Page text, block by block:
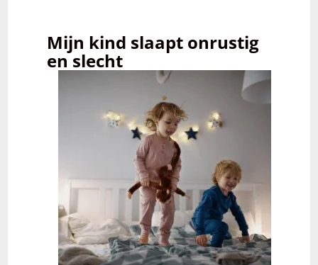
Mijn kind slaapt onrustig
en slecht